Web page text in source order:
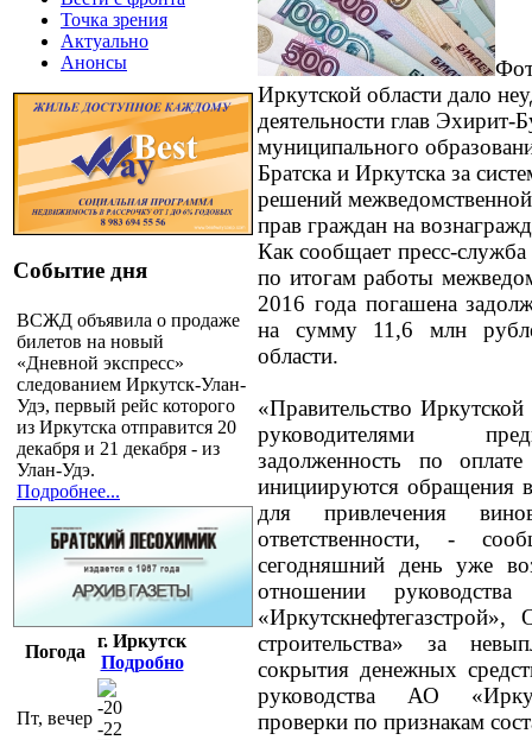
Точка зрения
Актуально
Анонсы
Событие дня
ВСЖД объявила о продаже
билетов на новый
«Дневной экспресс»
следованием Иркутск-Улан-
Удэ, первый рейс которого
из Иркутска отправится 20
декабря и 21 декабря - из
Улан-Удэ.
Подробнее...
Погода
г. Иркутск
Подробно
Пт, вечер
-20
-22
Иркутской области дало
деятельности глав Эхирит-
муниципального
Братска и Иркутска за
решений
прав граждан на
Как сообщает пресс-служба
по итогам работы
2016 года погашена
на сумму 11,6 млн
области.
«Правительство
руководителями
задолженность по
инициируются обращения
для привлечения
ответственности, -
сегодняшний день уже
отношении
строительства» за
сокрытия денежных
руководства АО
проверки по признакам